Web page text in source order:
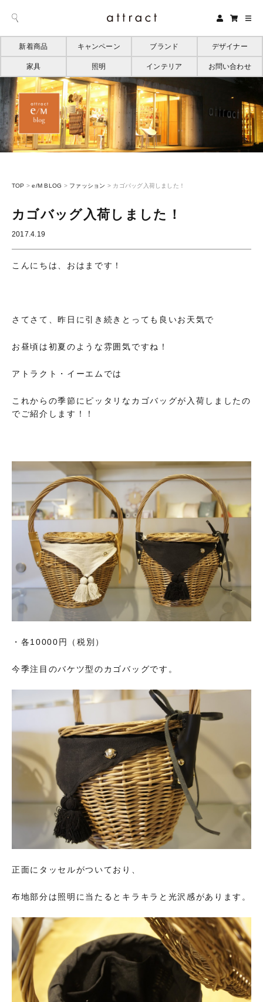
新着商品 キャンペーン ブランド デザイナー
家具 照明 インテリア お問い合わせ
TOP >e/M BLOG > ファッション > カゴバッグ入荷しました！
カゴバッグ入荷しました！
2017.4.19
こんにちは、おはまです！
さてさて、昨日に引き続きとっても良いお天気で
お昼頃は初夏のような雰囲気ですね！
アトラクト・イーエムでは
これからの季節にピッタリなカゴバッグが入荷しましたの
でご紹介します！！
・各10000円（税別）
今季注目のバケツ型のカゴバッグです。
正面にタッセルがついており、
布地部分は照明に当たるとキラキラと光沢感があります。